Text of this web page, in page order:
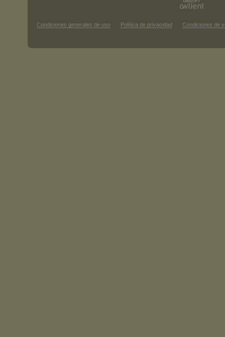
Condiciones generales de uso Política de privacidad Condiciones de